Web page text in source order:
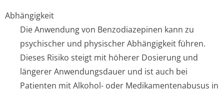
Abhängigkeit
Die Anwendung von Benzodiazepinen kann zu
psychischer und physischer Abhängigkeit führen.
Dieses Risiko steigt mit höherer Dosierung und
längerer Anwendungsdauer und ist auch bei
Patienten mit Alkohol- oder Medikamentenabusus in